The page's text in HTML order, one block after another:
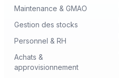
Maintenance & GMAO
Gestion des stocks
Personnel & RH
Achats &
approvisionnement